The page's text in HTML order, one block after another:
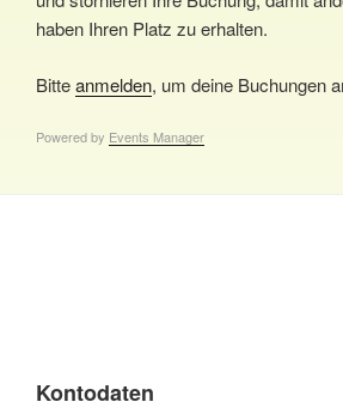
haben Ihren Platz zu erhalten.
Bitteanmelden, um deine Buchungen
Powered by Events Manager
Kontodaten